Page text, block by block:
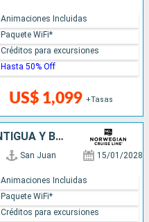
US$ 1,099 +Tasas
Animaciones Incluidas
Paquete WiFi*
Créditos para excursiones
Hasta 50% Off
PUERTO RICO, BARBADOS, ANTIGUA Y BARBUDA, SAN MARTÍN
San Juan 15/01/2028
Animaciones Incluidas
Paquete WiFi*
Créditos para excursiones